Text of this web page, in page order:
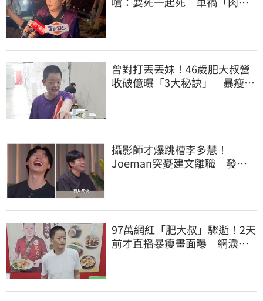
曾對打丟丟妹！46歲肥大叔營
收破億曝「3大秘訣」 暴瘦猝
攝影師才爆跳槽李多慧！
Joeman突憂建文離職 發聲
97萬網紅「肥大叔」驟逝！2天
前才直播暴瘦畫面曝 網淚